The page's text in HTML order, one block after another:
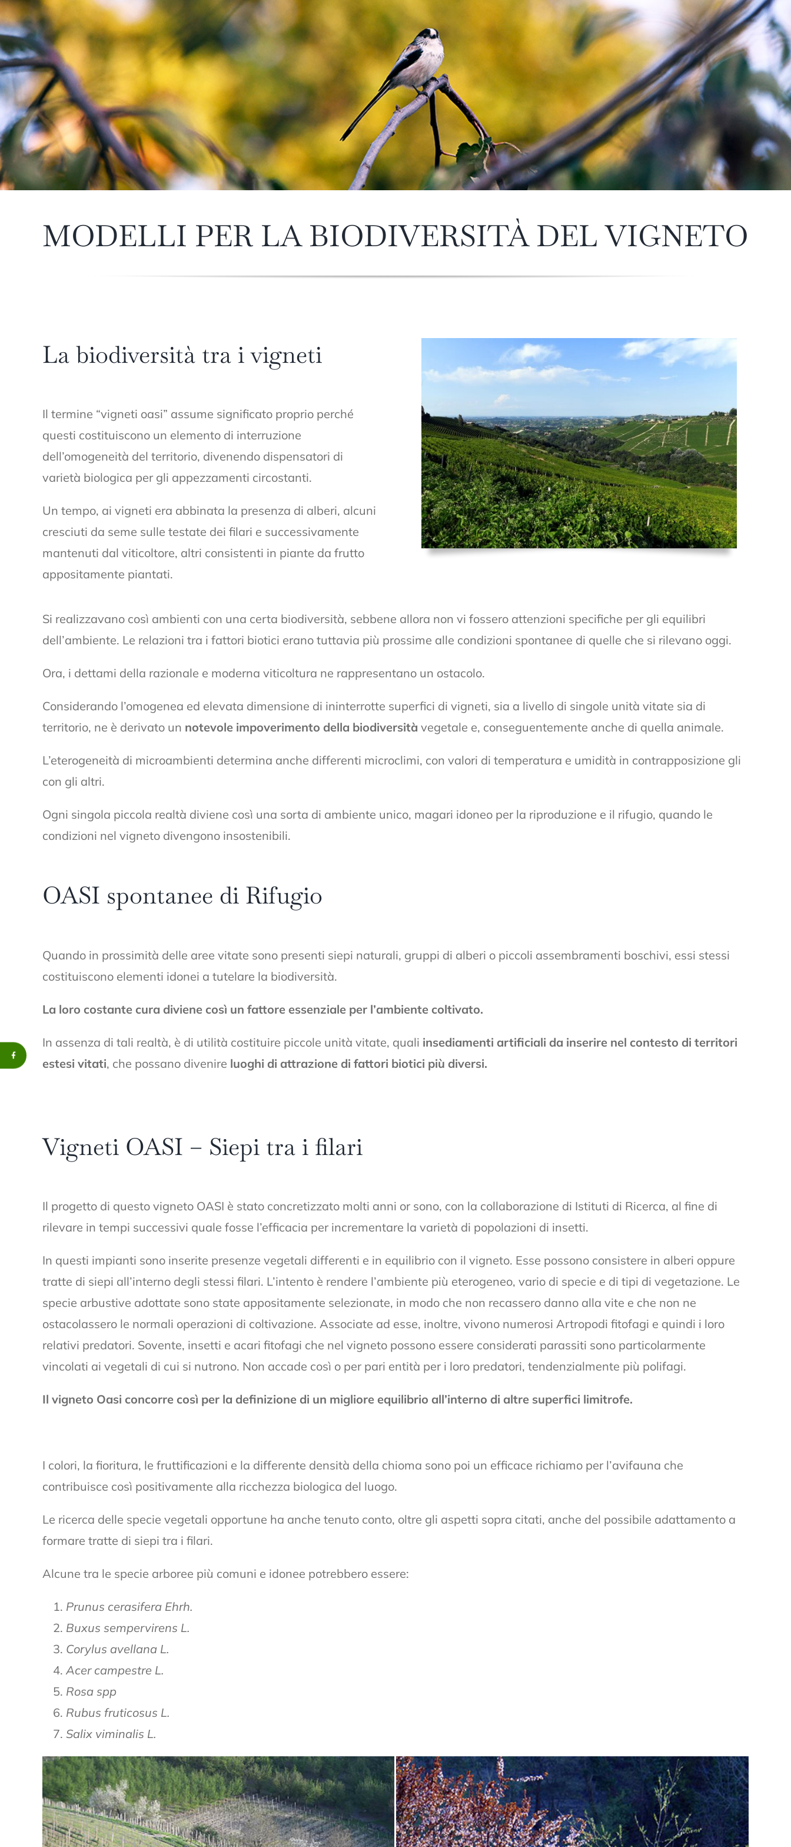
MODELLI PER LA BIODIVERSITÀ DEL VIGNETO
La biodiversità tra i vigneti
Il termine “vigneti oasi” assume significato proprio perché
questi costituiscono un elemento di interruzione
dell’omogeneità del territorio, divenendo dispensatori di
varietà biologica per gli appezzamenti circostanti.
Un tempo, ai vigneti era abbinata la presenza di alberi, alcuni
cresciuti da seme sulle testate dei filari e successivamente
mantenuti dal viticoltore, altri consistenti in piante da frutto
appositamente piantati.
Si realizzavano così ambienti con una certa biodiversità, sebbene allora non vi fossero attenzioni specifiche per gli equilibri
dell’ambiente. Le relazioni tra i fattori biotici erano tuttavia più prossime alle condizioni spontanee di quelle che si rilevano oggi.
Ora, i dettami della razionale e moderna viticoltura ne rappresentano un ostacolo.
Considerando l’omogenea ed elevata dimensione di ininterrotte superfici di vigneti, sia a livello di singole unità vitate sia di
territorio, ne è derivato un notevole impoverimento della biodiversità vegetale e, conseguentemente anche di quella animale.
L’eterogeneità di microambienti determina anche differenti microclimi, con valori di temperatura e umidità in contrapposizione gli
con gli altri.
Ogni singola piccola realtà diviene così una sorta di ambiente unico, magari idoneo per la riproduzione e il rifugio, quando le
condizioni nel vigneto divengono insostenibili.
OASI spontanee di Rifugio
Quando in prossimità delle aree vitate sono presenti siepi naturali, gruppi di alberi o piccoli assembramenti boschivi, essi stessi
costituiscono elementi idonei a tutelare la biodiversità.
La loro costante cura diviene così un fattore essenziale per l’ambiente coltivato.
In assenza di tali realtà, è di utilità costituire piccole unità vitate, quali insediamenti artificiali da inserire nel contesto di territori
estesi vitati, che possano divenire luoghi di attrazione di fattori biotici più diversi.
Vigneti OASI – Siepi tra i filari
Il progetto di questo vigneto OASI è stato concretizzato molti anni or sono, con la collaborazione di Istituti di Ricerca, al fine di
rilevare in tempi successivi quale fosse l’efficacia per incrementare la varietà di popolazioni di insetti.
In questi impianti sono inserite presenze vegetali differenti e in equilibrio con il vigneto. Esse possono consistere in alberi oppure
tratte di siepi all’interno degli stessi filari. L’intento è rendere l’ambiente più eterogeneo, vario di specie e di tipi di vegetazione. Le
specie arbustive adottate sono state appositamente selezionate, in modo che non recassero danno alla vite e che non ne
ostacolassero le normali operazioni di coltivazione. Associate ad esse, inoltre, vivono numerosi Artropodi fitofagi e quindi i loro
relativi predatori. Sovente, insetti e acari fitofagi che nel vigneto possono essere considerati parassiti sono particolarmente
vincolati ai vegetali di cui si nutrono. Non accade così o per pari entità per i loro predatori, tendenzialmente più polifagi.
Il vigneto Oasi concorre così per la definizione di un migliore equilibrio all’interno di altre superfici limitrofe.
I colori, la fioritura, le fruttificazioni e la differente densità della chioma sono poi un efficace richiamo per l’avifauna che
contribuisce così positivamente alla ricchezza biologica del luogo.
Le ricerca delle specie vegetali opportune ha anche tenuto conto, oltre gli aspetti sopra citati, anche del possibile adattamento a
formare tratte di siepi tra i filari.
Alcune tra le specie arboree più comuni e idonee potrebbero essere:
Prunus cerasifera Ehrh.
Buxus sempervirens L.
Corylus avellana L.
Acer campestre L.
Rosa spp
Rubus fruticosus L.
Salix viminalis L.